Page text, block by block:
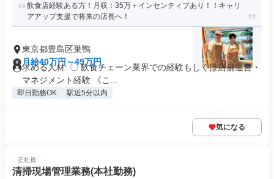
飲食店経験ある方！月収：35万＋インセンティブあり！！キャリ
アアップ支援で将来の店長へ！
東京都豊島区巣鴨
月給40万円～49万円
求める人材: 〇 飲食チェーン業界での経験もしくは店舗運営・
マネジメント経験 《こ...
即日勤務OK 駅近5分以内
気になる
正社員
清掃現場管理業務(本社勤務)